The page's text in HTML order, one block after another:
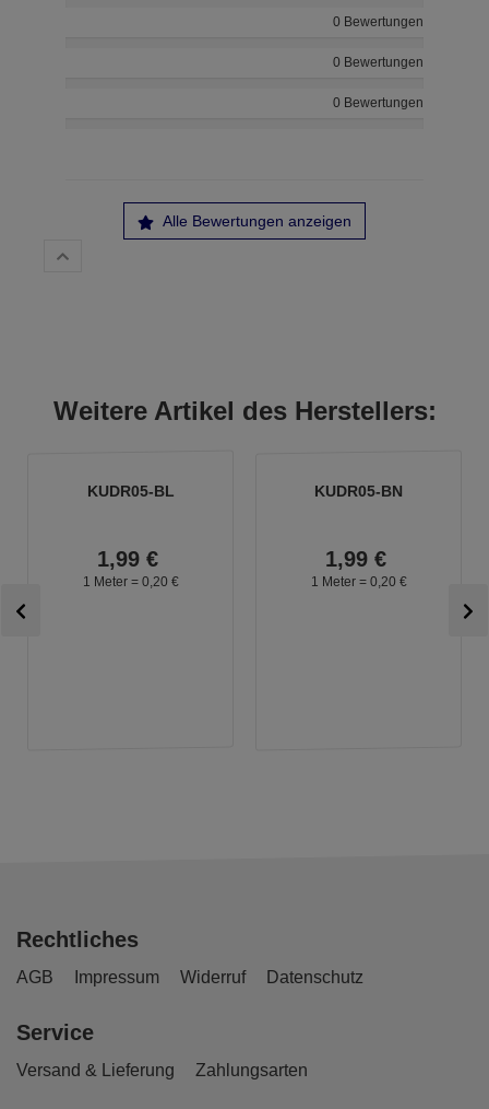
0 Bewertungen
0 Bewertungen
0 Bewertungen
Alle Bewertungen anzeigen
Weitere Artikel des Herstellers:
KUDR05-BL
1,99 €
1 Meter = 0, 20 €
KUDR05-BN
1,99 €
1 Meter = 0, 20 €
Rechtliches
AGB Impressum Widerruf Datenschutz
Service
Versand & Lieferung Zahlungsarten